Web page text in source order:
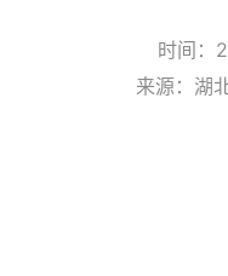
时间：
来源：湖